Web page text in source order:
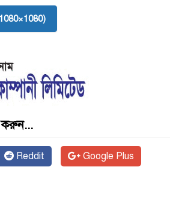
করুন...
Reddit Google Plus